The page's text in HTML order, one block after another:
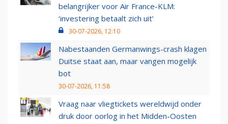
belangrijker voor Air France-KLM:
‘investering betaalt zich uit’
30-07-2026, 12:10
Nabestaanden Germanwings-crash klagen
Duitse staat aan, maar vangen mogelijk
bot
30-07-2026, 11:58
Vraag naar vliegtickets wereldwijd onder
druk door oorlog in het Midden-Oosten